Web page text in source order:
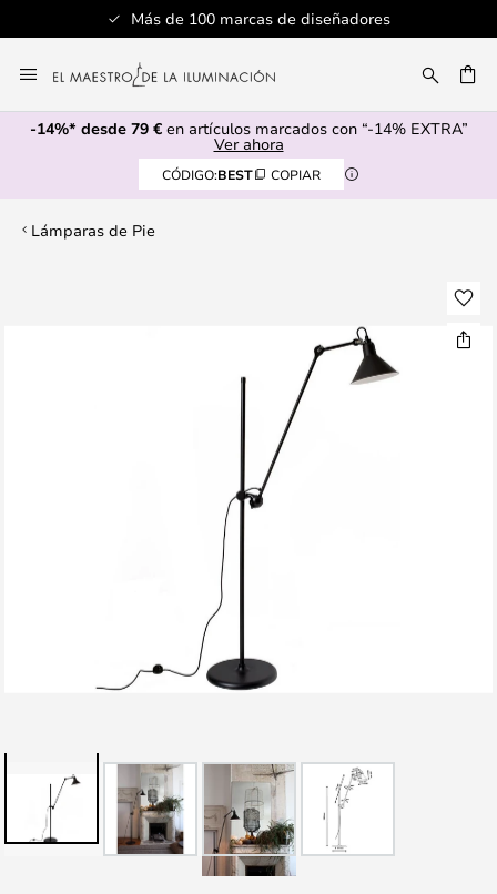
Más de 100 marcas de diseñadores
al
contenido
-14%* desde 79 €en artículos marcados con “-14% EXTRA”
Ver ahora
CÓDIGO:BEST COPIAR
Lámparas de Pie